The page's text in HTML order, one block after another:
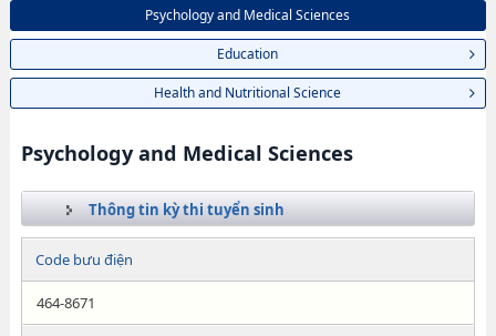
Psychology and Medical Sciences
Education
Health and Nutritional Science
Psychology and Medical Sciences
Thông tin kỳ thi tuyển sinh
Code bưu điện
464-8671